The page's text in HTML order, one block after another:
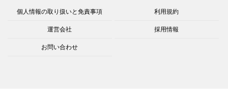
個人情報の取り扱いと免責事項 利用規約
運営会社 採用情報
お問い合わせ